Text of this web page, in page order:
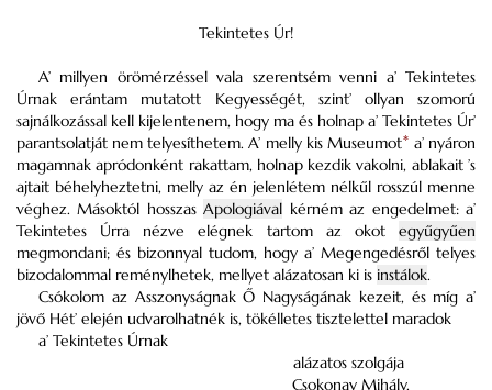
Tekintetes Úr!
A’ millyen örömérzéssel vala szerentsém venni a’ Tekintetes
Úrnak erántam mutatott Kegyességét, szint’ ollyan szomorú
sajnálkozással kell kijelentenem, hogy ma és holnap a’ Tekintetes Úr’
parantsolatját nem telyesíthetem.A’ melly kis Museumot* a’ nyáron
magamnak apródonként rakattam, holnap kezdik vakolni, ablakait ’s
ajtait béhelyheztetni, melly az én jelenlétem nélkűl rosszúl menne
véghez. Másoktól hosszasApologiával kérném az engedelmet: a’
Tekintetes Úrra nézve elégnek tartom az okot egyűgyűen
megmondani; és bizonnyal tudom, hogy a’ Megengedésről telyes
bizodalommal reménylhetek, mellyet alázatosan ki is instálok.
Csókolom az Asszonyságnak Ő Nagyságának kezeit, és míg a’
jövő Hét’ elején udvarolhatnék is, tökélletes tisztelettel maradok
a’ Tekintetes Úrnak
alázatos szolgája
Csokonay Mihály.